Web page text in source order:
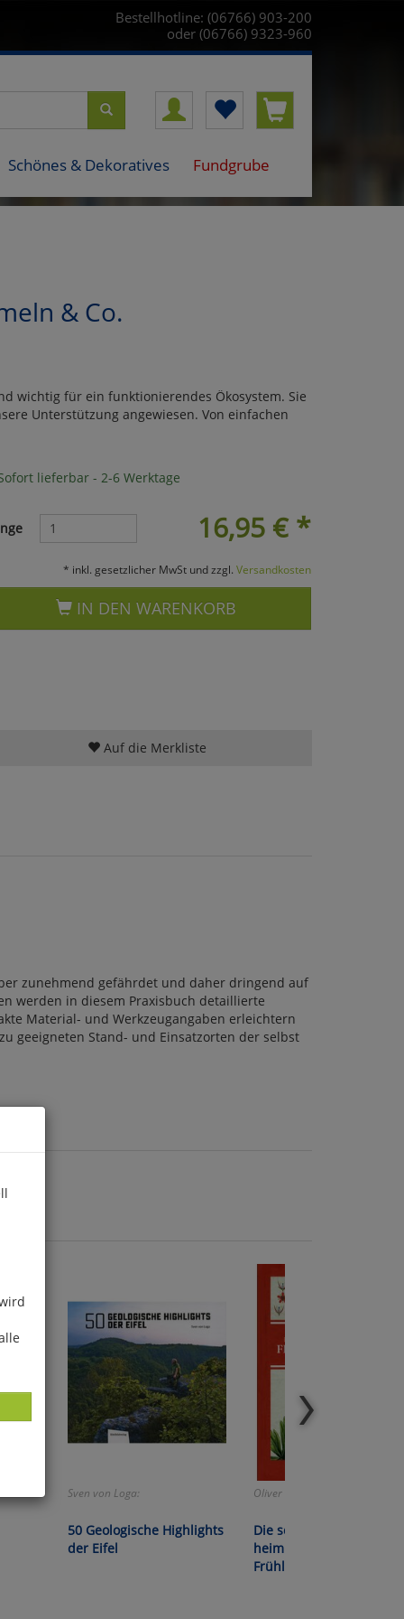
Bestellhotline: (06766) 903-200
oder (06766) 9323-960
Schönes & Dekoratives Fundgrube
& Co.
wichtig für ein funktionierendes Ökosystem. Sie
Unterstützung angewiesen. Von einfachen
lieferbar - 2-6 Werktage
16,95 €*
* inkl. gesetzlicher MwSt und zzgl. Versandkosten
IN DEN WARENKORB
Auf die Merkliste
zunehmend gefährdet und daher dringend auf
werden in diesem Praxisbuch detaillierte
Material- und Werkzeugangaben erleichtern
geeigneten Stand- und Einsatzorten der selbst
Sven von Loga:
50 Geologische Highlights
der Eifel
Oliver Tackenberg:
Die schönsten
heimischen
Frühlingsblumen